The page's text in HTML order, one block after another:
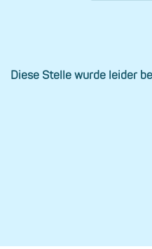
Diese Stelle wurde leider